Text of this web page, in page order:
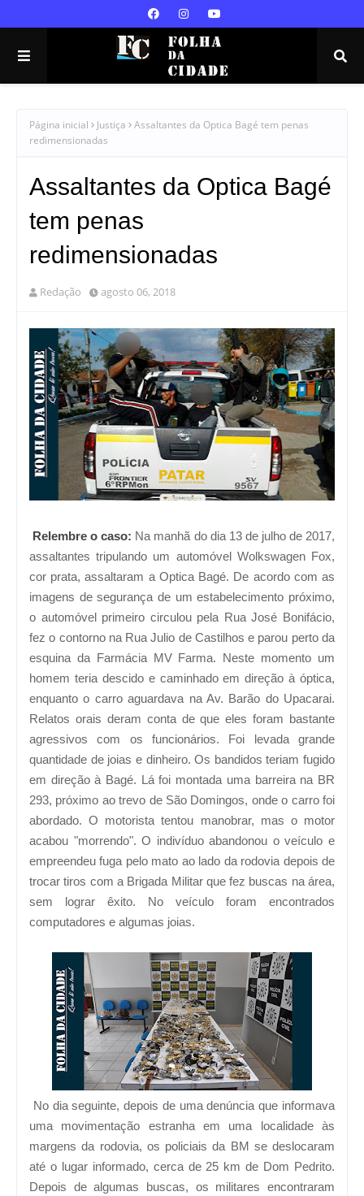
Página inicial Justiça
Assaltantes da Optica Bagé tem penas
redimensionadas
Assaltantes da Optica Bagé
tem penas
redimensionadas
Redação agosto 06, 2018
Relembre o caso: Na manhã do dia 13 de julho de 2017,
assaltantes tripulando um automóvel Wolkswagen Fox,
cor prata, assaltaram a Optica Bagé. De acordo com as
imagens de segurança de um estabelecimento próximo,
o automóvel primeiro circulou pela Rua José Bonifácio,
fez o contorno na Rua Julio de Castilhos e parou perto da
esquina da Farmácia MV Farma. Neste momento um
homem teria descido e caminhado em direção à óptica,
enquanto o carro aguardava na Av. Barão do Upacarai.
Relatos orais deram conta de que eles foram bastante
agressivos com os funcionários. Foi levada grande
quantidade de joias e dinheiro. Os bandidos teriam fugido
em direção à Bagé. Lá foi montada uma barreira na BR
293, próximo ao trevo de São Domingos, onde o carro foi
abordado. O motorista tentou manobrar, mas o motor
acabou "morrendo". O indivíduo abandonou o veículo e
empreendeu fuga pelo mato ao lado da rodovia depois de
trocar tiros com a Brigada Militar que fez buscas na área,
sem lograr êxito. No veículo foram encontrados
computadores e algumas joias.
No dia seguinte, depois de uma denúncia que informava
uma movimentação estranha em uma localidade às
margens da rodovia, os policiais da BM se deslocaram
até o lugar informado, cerca de 25 km de Dom Pedrito.
Depois de algumas buscas, os militares encontraram